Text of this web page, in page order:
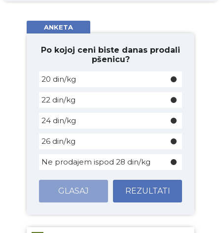
ANKETA
Po kojoj ceni biste danas prodali
pšenicu?
20 din/kg
22 din/kg
24 din/kg
26 din/kg
Ne prodajem ispod 28 din/kg
GLASAJ REZULTATI